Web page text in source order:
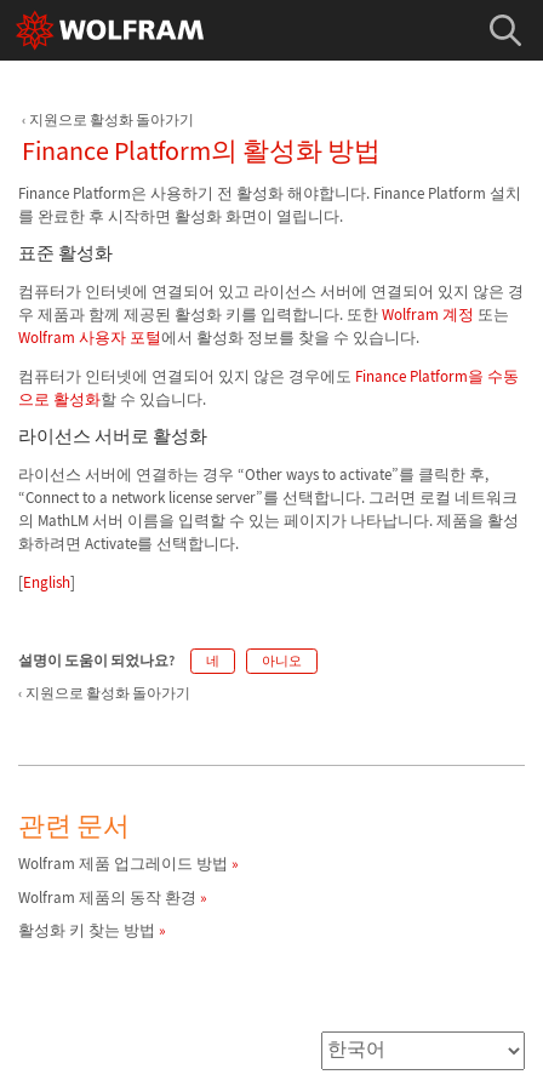
지원으로 활성화 돌아가기
Finance Platform의 활성화 방법
Finance Platform은 사용하기 전 활성화 해야합니다. Finance Platform 설치
를 완료한 후 시작하면 활성화 화면이 열립니다.
표준 활성화
컴퓨터가 인터넷에 연결되어 있고 라이선스 서버에 연결되어 있지 않은 경
우 제품과 함께 제공된 활성화 키를 입력합니다. 또한Wolfram 계정 또는
Wolfram 사용자 포털에서 활성화 정보를 찾을 수 있습니다.
컴퓨터가 인터넷에 연결되어 있지 않은 경우에도 Finance Platform을 수동
으로 활성화할 수 있습니다.
라이선스 서버로 활성화
라이선스 서버에 연결하는 경우 “Other ways to activate”를 클릭한 후,
“Connect to a network license server”를 선택합니다. 그러면 로컬 네트워크
의 MathLM 서버 이름을 입력할 수 있는 페이지가 나타납니다. 제품을 활성
화하려면 Activate를 선택합니다.
[English]
설명이 도움이 되었나요? 네 아니오
지원으로 활성화 돌아가기
관련 문서
Wolfram 제품 업그레이드 방법
Wolfram 제품의 동작 환경
활성화 키 찾는 방법